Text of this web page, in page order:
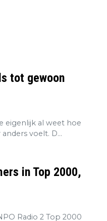
tot gewoon
eigenlijk al weet hoe
voelt. D...
in Top 2000,
Radio 2 Top 2000